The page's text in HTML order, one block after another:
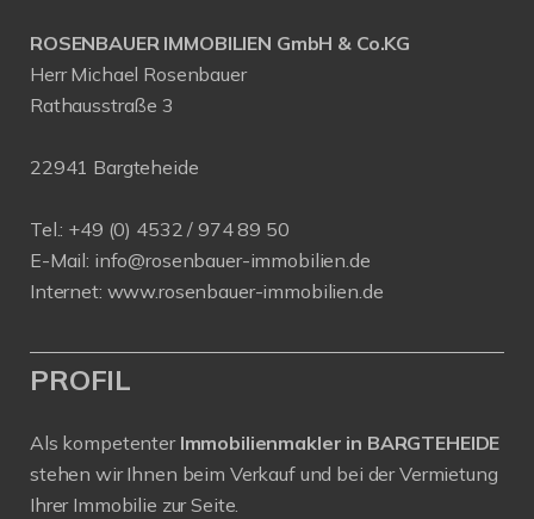
ROSENBAUER IMMOBILIEN GmbH & Co.KG
Herr Michael Rosenbauer
Rathausstraße 3
22941 Bargteheide
Tel.: +49 (0) 4532 / 974 89 50
E-Mail: info@rosenbauer-immobilien.de
Internet: www.rosenbauer-immobilien.de
PROFIL
Als kompetenter Immobilienmakler in BARGTEHEIDE
stehen wir Ihnen beim Verkauf und bei der Vermietung
Ihrer Immobilie zur Seite.